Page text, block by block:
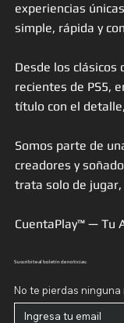
experiencias
simple, rápida y
Desde los clásicos
recientes de PS5,
título con el
Somos parte de
creadores y
trata solo de jugar,
CuentaPlay™ — Tu
Suscribite al boletín de noticias:
No te pierdas